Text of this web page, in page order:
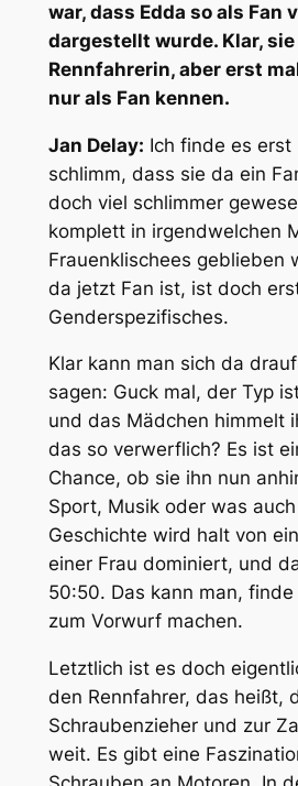
war, dass Edda so als Fan
dargestellt wurde. Klar,
Rennfahrerin, aber erst
nur als Fan kennen.
Jan Delay: Ich finde es erst
schlimm, dass sie da ein
doch viel schlimmer
komplett in irgendwelchen
Frauenklischees geblieben
da jetzt Fan ist, ist doch
Genderspezifisches.
Klar kann man sich da
sagen: Guck mal, der Typ
und das Mädchen himmelt
das so verwerflich? Es ist
Chance, ob sie ihn nun
Sport, Musik oder was
Geschichte wird halt von
einer Frau dominiert, und
50:50. Das kann man,
zum Vorwurf machen.
Letztlich ist es doch
den Rennfahrer, das heißt,
Schraubenzieher und zur
weit. Es gibt eine